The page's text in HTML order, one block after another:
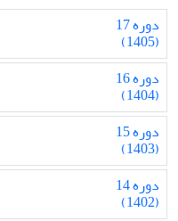
دوره 17
(1405)
دوره 16
(1404)
دوره 15
(1403)
دوره 14
(1402)